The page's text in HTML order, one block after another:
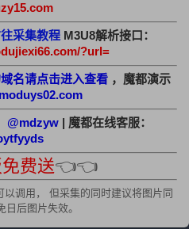
采集教程 M3U8解析接口：
?url=
名请点击进入查看 ，魔都演示
@mdzyw | 魔都在线客服：
费送👈👈
调用， 但采集的同时建议将图片同
日后图片失效。